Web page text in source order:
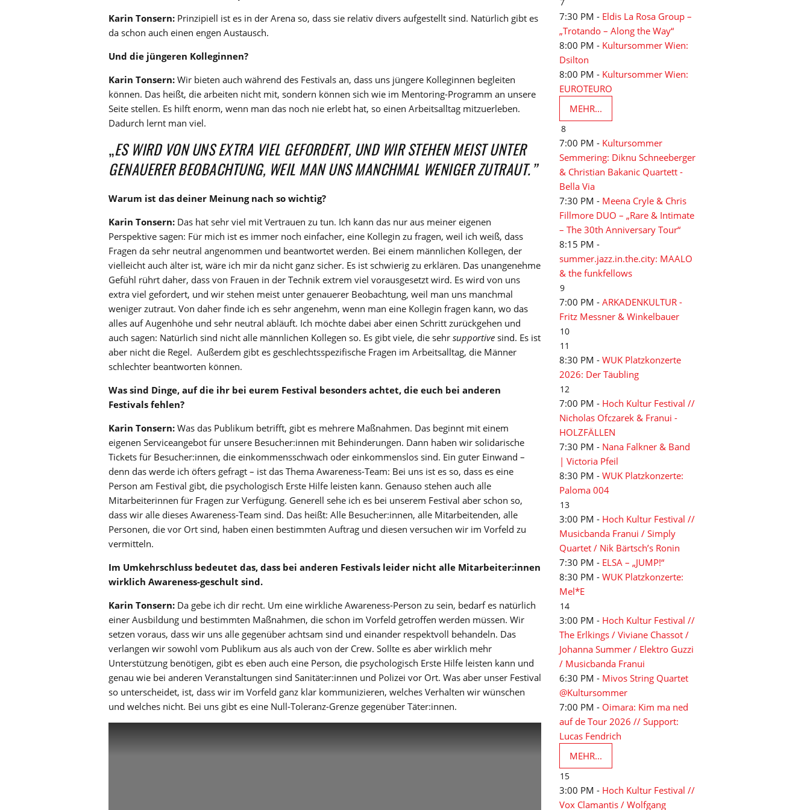
Karin Tonsern: Prinzipiell ist es in der Arena so, dass sie relativ divers aufgestellt sind. Natürlich gibt es
da schon auch einen engen Austausch.
Und die jüngeren Kolleginnen?
Karin Tonsern: Wir bieten auch während des Festivals an, dass uns jüngere Kolleginnen begleiten
können. Das heißt, die arbeiten nicht mit, sondern können sich wie im Mentoring-Programm an unsere
Seite stellen. Es hilft enorm, wenn man das noch nie erlebt hat, so einen Arbeitsalltag mitzuerleben.
Dadurch lernt man viel.
„ES WIRD VON UNS EXTRA VIEL GEFORDERT, UND WIR STEHEN MEIST UNTER
GENAUERER BEOBACHTUNG, WEIL MAN UNS MANCHMAL WENIGER ZUTRAUT.”
Warum ist das deiner Meinung nach so wichtig?
Karin Tonsern: Das hat sehr viel mit Vertrauen zu tun. Ich kann das nur aus meiner eigenen
Perspektive sagen: Für mich ist es immer noch einfacher, eine Kollegin zu fragen, weil ich weiß, dass
Fragen da sehr neutral angenommen und beantwortet werden. Bei einem männlichen Kollegen, der
vielleicht auch älter ist, wäre ich mir da nicht ganz sicher. Es ist schwierig zu erklären. Das unangenehme
Gefühl rührt daher, dass von Frauen in der Technik extrem viel vorausgesetzt wird. Es wird von uns
extra viel gefordert, und wir stehen meist unter genauerer Beobachtung, weil man uns manchmal
weniger zutraut. Von daher finde ich es sehr angenehm, wenn man eine Kollegin fragen kann, wo das
alles auf Augenhöhe und sehr neutral abläuft. Ich möchte dabei aber einen Schritt zurückgehen und
auch sagen: Natürlich sind nicht alle männlichen Kollegen so. Es gibt viele, die sehr supportive sind. Es ist
aber nicht die Regel. Außerdem gibt es geschlechtsspezifische Fragen im Arbeitsalltag, die Männer
schlechter beantworten können.
Was sind Dinge, auf die ihr bei eurem Festival besonders achtet, die euch bei anderen
Festivals fehlen?
Karin Tonsern: Was das Publikum betrifft, gibt es mehrere Maßnahmen. Das beginnt mit einem
eigenen Serviceangebot für unsere Besucher:innen mit Behinderungen. Dann haben wir solidarische
Tickets für Besucher:innen, die einkommensschwach oder einkommenslos sind. Ein guter Einwand –
denn das werde ich öfters gefragt – ist das Thema Awareness-Team: Bei uns ist es so, dass es eine
Person am Festival gibt, die psychologisch Erste Hilfe leisten kann. Genauso stehen auch alle
Mitarbeiterinnen für Fragen zur Verfügung. Generell sehe ich es bei unserem Festival aber schon so,
dass wir alle dieses Awareness-Team sind. Das heißt: Alle Besucher:innen, alle Mitarbeitenden, alle
Personen, die vor Ort sind, haben einen bestimmten Auftrag und diesen versuchen wir im Vorfeld zu
vermitteln.
Im Umkehrschluss bedeutet das, dass bei anderen Festivals leider nicht alle Mitarbeiter:innen
wirklich Awareness-geschult sind.
Karin Tonsern: Da gebe ich dir recht. Um eine wirkliche Awareness-Person zu sein, bedarf es natürlich
einer Ausbildung und bestimmten Maßnahmen, die schon im Vorfeld getroffen werden müssen. Wir
setzen voraus, dass wir uns alle gegenüber achtsam sind und einander respektvoll behandeln. Das
verlangen wir sowohl vom Publikum aus als auch von der Crew. Sollte es aber wirklich mehr
Unterstützung benötigen, gibt es eben auch eine Person, die psychologisch Erste Hilfe leisten kann und
genau wie bei anderen Veranstaltungen sind Sanitäter:innen und Polizei vor Ort. Was aber unser Festival
so unterscheidet, ist, dass wir im Vorfeld ganz klar kommunizieren, welches Verhalten wir wünschen
und welches nicht. Bei uns gibt es eine Null-Toleranz-Grenze gegenüber Täter:innen.
7:30 PM - Eldis La Rosa Group –
„Trotando – Along the Way“
8:00 PM - Kultursommer Wien:
Dsilton
8:00 PM - Kultursommer Wien:
EUROTEURO
MEHR...
8
7:00 PM - Kultursommer
Semmering: Diknu Schneeberger
& Christian Bakanic Quartett -
Bella Via
7:30 PM - Meena Cryle & Chris
Fillmore DUO – „Rare & Intimate
– The 30th Anniversary Tour“
8:15 PM -
summer.jazz.in.the.city: MAALO
& the funkfellows
9
7:00 PM - ARKADENKULTUR -
Fritz Messner & Winkelbauer
10
11
8:30 PM - WUK Platzkonzerte
2026: Der Täubling
12
7:00 PM - Hoch Kultur Festival //
Nicholas Ofczarek & Franui -
HOLZFÄLLEN
7:30 PM - Nana Falkner & Band
| Victoria Pfeil
8:30 PM - WUK Platzkonzerte:
Paloma 004
13
3:00 PM - Hoch Kultur Festival //
Musicbanda Franui / Simply
Quartet / Nik Bärtsch’s Ronin
7:30 PM - ELSA – „JUMP!“
8:30 PM - WUK Platzkonzerte:
Mel*E
14
3:00 PM - Hoch Kultur Festival //
The Erlkings / Viviane Chassot /
Johanna Summer / Elektro Guzzi
/ Musicbanda Franui
6:30 PM - Mivos String Quartet
@Kultursommer
7:00 PM - Oimara: Kim ma ned
auf de Tour 2026 // Support:
Lucas Fendrich
MEHR...
15
3:00 PM - Hoch Kultur Festival //
Vox Clamantis / Wolfgang